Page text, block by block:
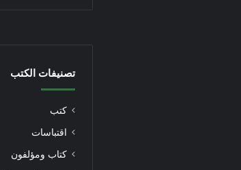
تصنيفات الكتب
كتب
اقتباسات
كتاب ومؤلفون